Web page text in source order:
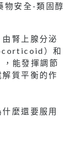
腎上腺分泌
）和
能發揮調節
質平衡的作
麼還要服用